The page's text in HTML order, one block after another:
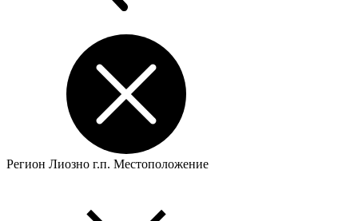
Регион Лиозно г.п. Местоположение